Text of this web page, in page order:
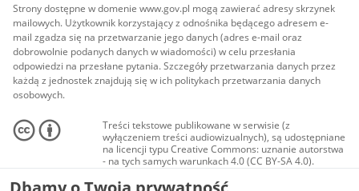
Strony dostępne w domenie www.gov.pl mogą zawierać adresy skrzynek
mailowych. Użytkownik korzystający z odnośnika będącego adresem e-
mail zgadza się na przetwarzanie jego danych (adres e-mail oraz
dobrowolnie podanych danych w wiadomości) w celu przesłania
odpowiedzi na przesłane pytania. Szczegóły przetwarzania danych przez
każdą z jednostek znajdują się w ich politykach przetwarzania danych
osobowych.
Treści tekstowe publikowane w serwisie (z
wyłączeniem treści audiowizualnych), są udostępniane
na licencji typu Creative Commons: uznanie autorstwa
- na tych samych warunkach 4.0 (CC BY-SA 4.0).
Materiały audiowizualne, w tym zdjęcia, materiały
audio i wideo, są udostępniane na licencji typu